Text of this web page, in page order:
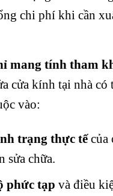
chi phí khi cần
mang tính tham
cửa kính tại nhà có
vào:
trạng thực tếcủa
sửa chữa.
phức tạp và điều